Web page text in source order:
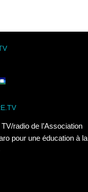
radio de l’Association
pour une éducation à la